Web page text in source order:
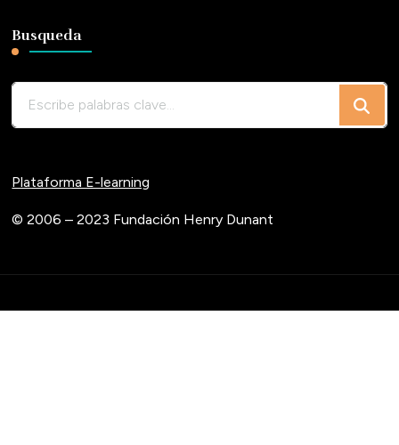
Busqueda
Plataforma E-learning
© 2006 – 2023 Fundación Henry Dunant